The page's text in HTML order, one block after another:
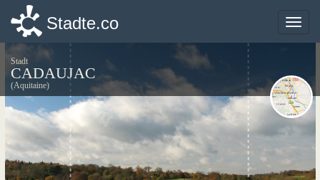
Toggle
Stadte.co
Stadt
CADAUJAC
(Aquitaine)
Toggle
Stadte.co